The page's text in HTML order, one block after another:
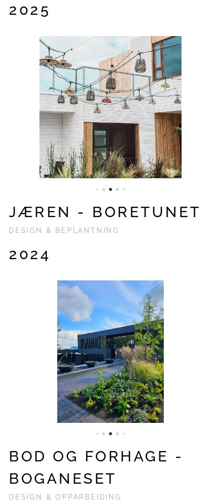
2025
JÆREN - BORETUNET
DESIGN & BEPLANTNING
2024
BOD OG FORHAGE -
BOGANESET
DESIGN & OPPARBEIDING